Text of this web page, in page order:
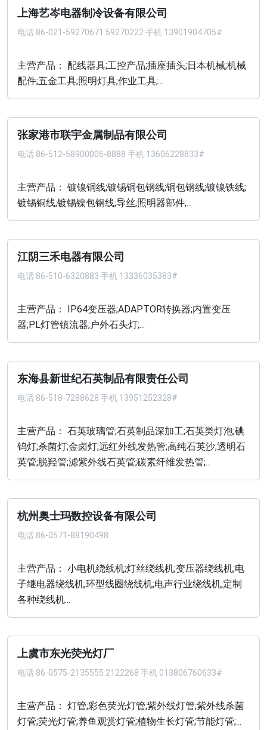
上海艺岑电器制冷设备有限公司
电话 86-021-59270671 59270222 手机 13901904705#
主营产品： 配线器具;工控产品;插座插头;日本机械;机械
配件;五金工具;照明灯具;作业工具;...
张家港市联宇金属制品有限公司
电话 86-512-58900006-8888 手机 13606228833#
主营产品： 镀镍铜线;镀锡铜包钢线;铜包钢线;镀镍铁线;
镀锡铜线;镀锡镍包钢线;导丝;照明器部件;...
江阴三禾电器有限公司
电话 86-510-6320883 手机 13336035383#
主营产品： IP64变压器;ADAPTOR转换器;内置变压
器;PL灯管镇流器;户外石头灯;...
东海县新世纪石英制品有限责任公司
电话 86-518-7288628 手机 13951252328#
主营产品： 石英玻璃管;石英制品深加工;石英类灯泡;碘
钨灯;杀菌灯;金卤灯;远红外线发热管;高纯石英沙;透明石
英管;脱羟管;滤紫外线石英管;碳素纤维发热管;...
杭州奥士玛数控设备有限公司
电话 86-0571-88190498
主营产品： 小电机绕线机;灯丝绕线机;变压器绕线机;电
子继电器绕线机;环型线圈绕线机;电声行业绕线机;定制
各种绕线机...
上虞市东光荧光灯厂
电话 86-0575-2135555 2122268 手机 013806760633#
主营产品： 灯管;彩色荧光灯管;紫外线灯管;紫外线杀菌
灯管;荧光灯管;养鱼观赏灯管;植物生长灯管;节能灯管;...